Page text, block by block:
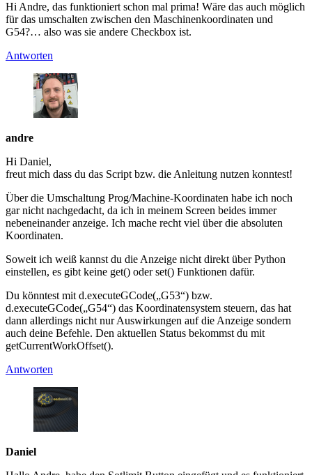
Hi Andre, das funktioniert schon mal prima! Wäre das auch möglich
für das umschalten zwischen den Maschinenkoordinaten und
G54?… also was sie andere Checkbox ist.
Antworten
andre
Hi Daniel,
freut mich dass du das Script bzw. die Anleitung nutzen konntest!
Über die Umschaltung Prog/Machine-Koordinaten habe ich noch
gar nicht nachgedacht, da ich in meinem Screen beides immer
nebeneinander anzeige. Ich mache recht viel über die absoluten
Koordinaten.
Soweit ich weiß kannst du die Anzeige nicht direkt über Python
einstellen, es gibt keine get() oder set() Funktionen dafür.
Du könntest mit d.executeGCode(„G53“) bzw.
d.executeGCode(„G54“) das Koordinatensystem steuern, das hat
dann allerdings nicht nur Auswirkungen auf die Anzeige sondern
auch deine Befehle. Den aktuellen Status bekommst du mit
getCurrentWorkOffset().
Antworten
Daniel